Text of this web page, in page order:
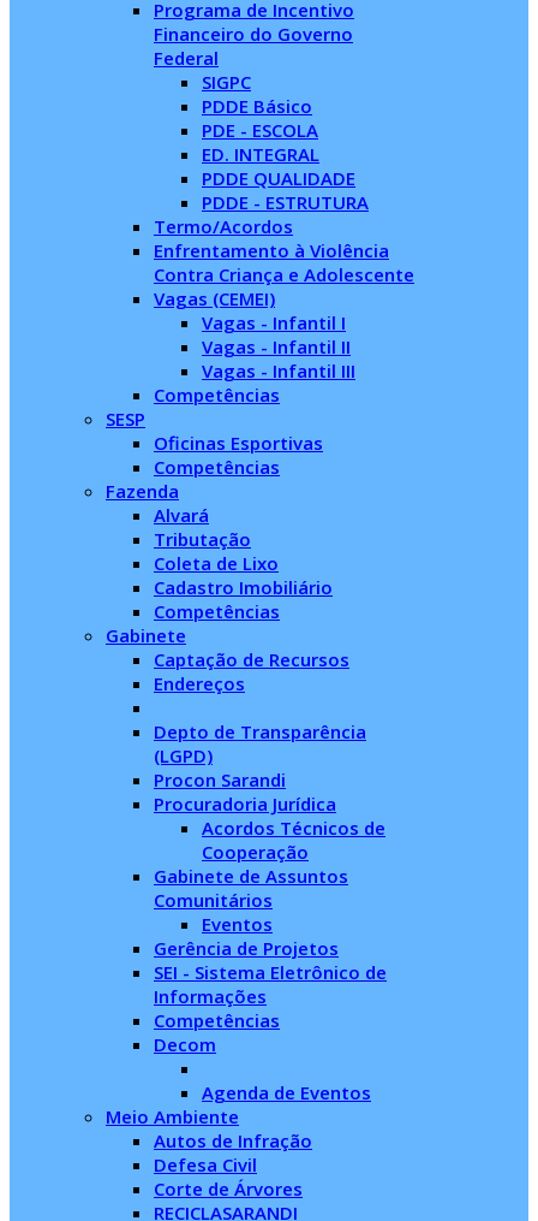
Programa de Incentivo
Financeiro do Governo
Federal
SIGPC
PDDE Básico
PDE - ESCOLA
ED. INTEGRAL
PDDE QUALIDADE
PDDE - ESTRUTURA
Termo/Acordos
Enfrentamento à Violência
Contra Criança e Adolescente
Vagas (CEMEI)
Vagas - Infantil I
Vagas - Infantil II
Vagas - Infantil III
Competências
SESP
Oficinas Esportivas
Competências
Fazenda
Alvará
Tributação
Coleta de Lixo
Cadastro Imobiliário
Competências
Gabinete
Captação de Recursos
Endereços
Depto de Transparência
(LGPD)
Procon Sarandi
Procuradoria Jurídica
Acordos Técnicos de
Cooperação
Gabinete de Assuntos
Comunitários
Eventos
Gerência de Projetos
SEI - Sistema Eletrônico de
Informações
Competências
Decom
Agenda de Eventos
Meio Ambiente
Autos de Infração
Defesa Civil
Corte de Árvores
RECICLASARANDI